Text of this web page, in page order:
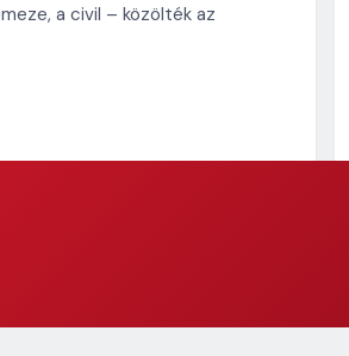
a civil – közölték az